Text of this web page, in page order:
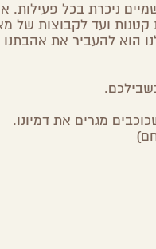
ניכרת בכל פעילות.
ועד לקבוצות של
הוא להעביר את
מגרים את דמיונו.